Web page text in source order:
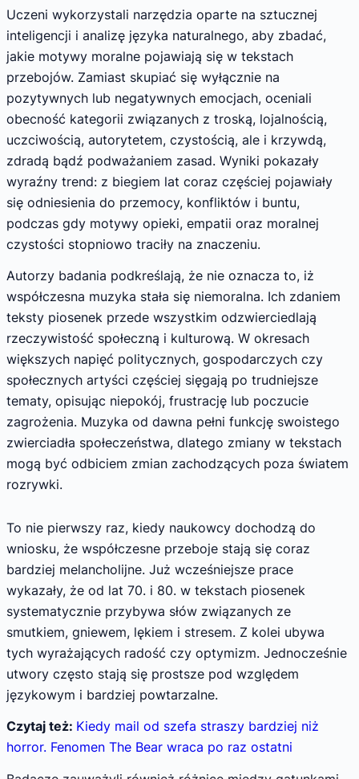
Uczeni wykorzystali narzędzia oparte na sztucznej
inteligencji i analizę języka naturalnego, aby zbadać,
jakie motywy moralne pojawiają się w tekstach
przebojów. Zamiast skupiać się wyłącznie na
pozytywnych lub negatywnych emocjach, oceniali
obecność kategorii związanych z troską, lojalnością,
uczciwością, autorytetem, czystością, ale i krzywdą,
zdradą bądź podważaniem zasad. Wyniki pokazały
wyraźny trend: z biegiem lat coraz częściej pojawiały
się odniesienia do przemocy, konfliktów i buntu,
podczas gdy motywy opieki, empatii oraz moralnej
czystości stopniowo traciły na znaczeniu.
Autorzy badania podkreślają, że nie oznacza to, iż
współczesna muzyka stała się niemoralna. Ich zdaniem
teksty piosenek przede wszystkim odzwierciedlają
rzeczywistość społeczną i kulturową. W okresach
większych napięć politycznych, gospodarczych czy
społecznych artyści częściej sięgają po trudniejsze
tematy, opisując niepokój, frustrację lub poczucie
zagrożenia. Muzyka od dawna pełni funkcję swoistego
zwierciadła społeczeństwa, dlatego zmiany w tekstach
mogą być odbiciem zmian zachodzących poza światem
rozrywki.
To nie pierwszy raz, kiedy naukowcy dochodzą do
wniosku, że współczesne przeboje stają się coraz
bardziej melancholijne. Już wcześniejsze prace
wykazały, że od lat 70. i 80. w tekstach piosenek
systematycznie przybywa słów związanych ze
smutkiem, gniewem, lękiem i stresem. Z kolei ubywa
tych wyrażających radość czy optymizm. Jednocześnie
utwory często stają się prostsze pod względem
językowym i bardziej powtarzalne.
Czytaj też: Kiedy mail od szefa straszy bardziej niż
horror. Fenomen The Bear wraca po raz ostatni